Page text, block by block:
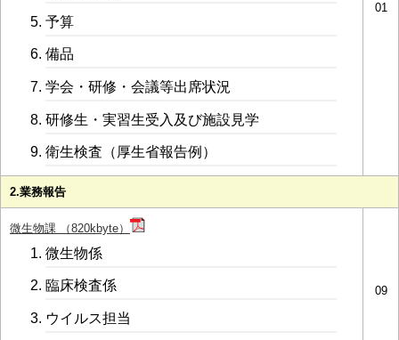
予算
備品
学会・研修・会議等出席状況
研修生・実習生受入及び施設見学
衛生検査（厚生省報告例）
01
2.業務報告
微生物課 （820kbyte）
微生物係
臨床検査係
ウイルス担当
09